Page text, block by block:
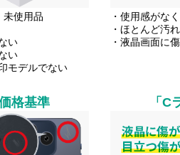
未使用品
い
い
モデルでない
・使用感がな
・ほとんど汚
・液晶画面に
格基準 「C